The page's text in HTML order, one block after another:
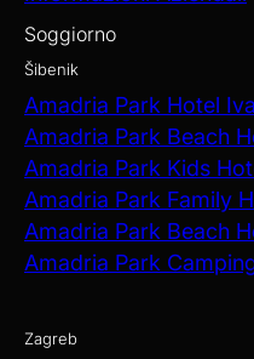
Soggiorno
Šibenik
Amadria Park Hotel
Amadria Park Beach
Amadria Park Kids
Amadria Park Family
Amadria Park Beach
Amadria Park
Zagreb